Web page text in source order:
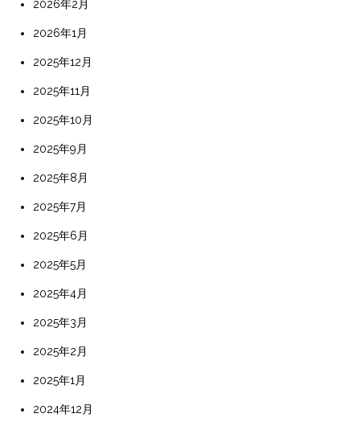
2026年2月
2026年1月
2025年12月
2025年11月
2025年10月
2025年9月
2025年8月
2025年7月
2025年6月
2025年5月
2025年4月
2025年3月
2025年2月
2025年1月
2024年12月